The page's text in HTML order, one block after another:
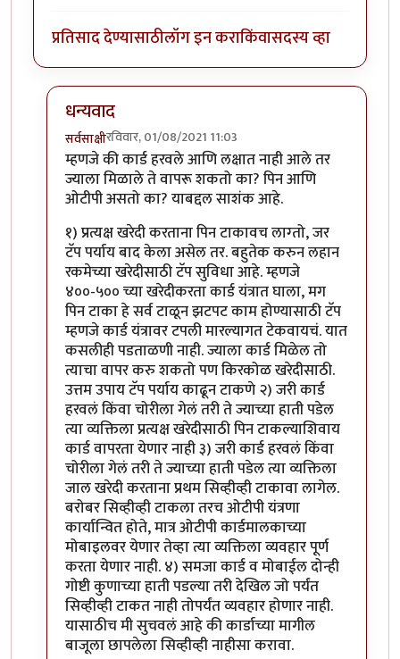
प्रतिसाद देण्यासाठीलॉग इन कराकिंवासदस्य व्हा
धन्यवाद
सर्वसाक्षीरविवार, 01/08/2021 11:03
In reply toकामाचा लेख.byकंजूस
म्हणजे की कार्ड हरवले आणि लक्षात नाही आले तर
ज्याला मिळाले ते वापरू शकतो का? पिन आणि
ओटीपी असतो का? याबद्दल साशंक आहे.
१) प्रत्यक्ष खरेदी करताना पिन टाकावच लाग्तो, जर
टॅप पर्याय बाद केला असेल तर. बहुतेक करुन लहान
रकमेच्या खरेदीसाठी टॅप सुविधा आहे. म्हणजे
४००-५०० च्या खरेदीकरता कार्ड यंत्रात घाला, मग
पिन टाका हे सर्व टाळून झटपट काम होण्यासाठी टॅप
म्हणजे कार्ड यंत्रावर टपली मारल्यागत टेकवायचं. यात
कसलीही पडताळणी नाही. ज्याला कार्ड मिळेल तो
त्याचा वापर करु शकतो पण किरकोळ खरेदीसाठी.
उत्तम उपाय टॅप पर्याय काढून टाकणे २) जरी कार्ड
हरवलं किंवा चोरीला गेलं तरी ते ज्याच्या हाती पडेल
त्या व्यक्तिला प्रत्यक्ष खरेदीसाठी पिन टाकल्याशिवाय
कार्ड वापरता येणार नाही ३) जरी कार्ड हरवलं किंवा
चोरीला गेलं तरी ते ज्याच्या हाती पडेल त्या व्यक्तिला
जाल खरेदी करताना प्रथम सिव्हीव्ही टाकावा लागेल.
बरोबर सिव्हीव्ही टाकला तरच ओटीपी यंत्रणा
कार्यान्वित होते, मात्र ओटीपी कार्डमालकाच्या
मोबाइलवर येणार तेव्हा त्या व्यक्तिला व्यवहार पूर्ण
करता येणार नाही. ४) समजा कार्ड व मोबाईल दोन्ही
गोष्टी कुणाच्या हाती पडल्या तरी देखिल जो पर्यंत
सिव्हीव्ही टाकत नाही तोपर्यंत व्यवहार होणार नाही.
यासाठीच मी सुचवलं आहे की कार्डाच्या मागील
बाजूला छापलेला सिव्हीव्ही नाहीसा करावा.